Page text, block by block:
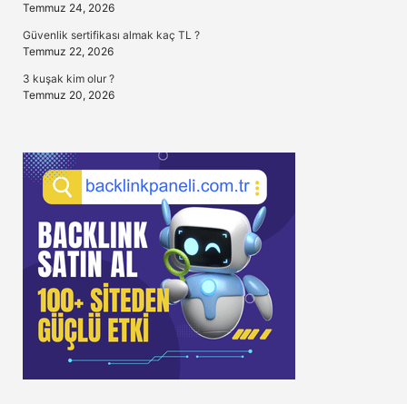
Temmuz 24, 2026
Güvenlik sertifikası almak kaç TL ?
Temmuz 22, 2026
3 kuşak kim olur ?
Temmuz 20, 2026